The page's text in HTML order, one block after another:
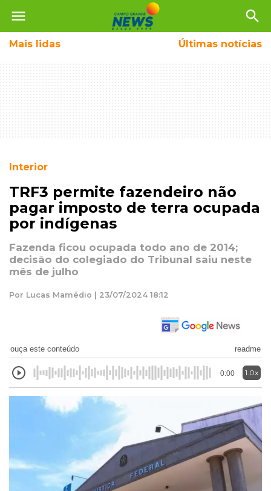
menu search
Mais lidas Últimas notícias
Interior
TRF3 permite fazendeiro não
pagar imposto de terra ocupada
por indígenas
Fazenda ficou ocupada todo ano de 2014;
decisão do colegiado do Tribunal saiu neste
mês de julho
Por Lucas Mamédio | 23/07/2024 18:12
ouça este conteúdo readme
0:00 1.0x